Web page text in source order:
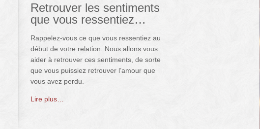
Retrouver les sentiments
que vous ressentiez…
Rappelez-vous ce que vous ressentiez au
début de votre relation. Nous allons vous
aider à retrouver ces sentiments, de sorte
que vous puissiez retrouver l’amour que
vous avez perdu.
Lire plus…